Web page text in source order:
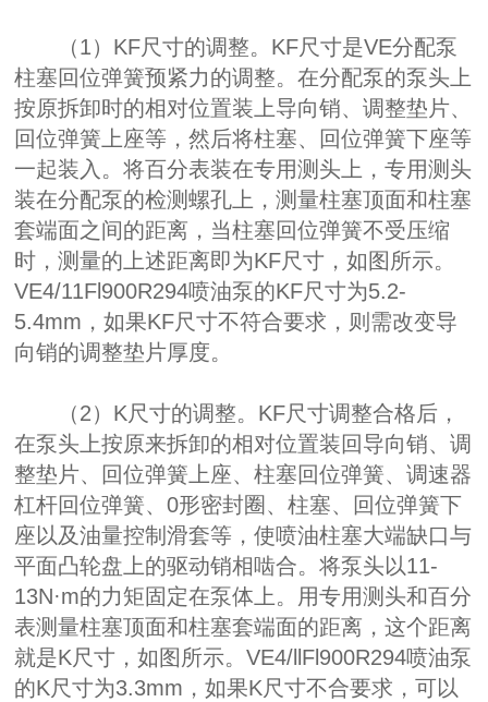
（1）KF尺寸的调整。KF尺寸是VE分配泵
柱塞回位弹簧预紧力的调整。在分配泵的泵头上
按原拆卸时的相对位置装上导向销、调整垫片、
回位弹簧上座等，然后将柱塞、回位弹簧下座等
一起装入。将百分表装在专用测头上，专用测头
装在分配泵的检测螺孔上，测量柱塞顶面和柱塞
套端面之间的距离，当柱塞回位弹簧不受压缩
时，测量的上述距离即为KF尺寸，如图所示。
VE4/11Fl900R294喷油泵的KF尺寸为5.2-
5.4mm，如果KF尺寸不符合要求，则需改变导
向销的调整垫片厚度。
（2）K尺寸的调整。KF尺寸调整合格后，
在泵头上按原来拆卸的相对位置装回导向销、调
整垫片、回位弹簧上座、柱塞回位弹簧、调速器
杠杆回位弹簧、0形密封圈、柱塞、回位弹簧下
座以及油量控制滑套等，使喷油柱塞大端缺口与
平面凸轮盘上的驱动销相啮合。将泵头以11-
13N·m的力矩固定在泵体上。用专用测头和百分
表测量柱塞顶面和柱塞套端面的距离，这个距离
就是K尺寸，如图所示。VE4/llFl900R294喷油泵
的K尺寸为3.3mm，如果K尺寸不合要求，可以